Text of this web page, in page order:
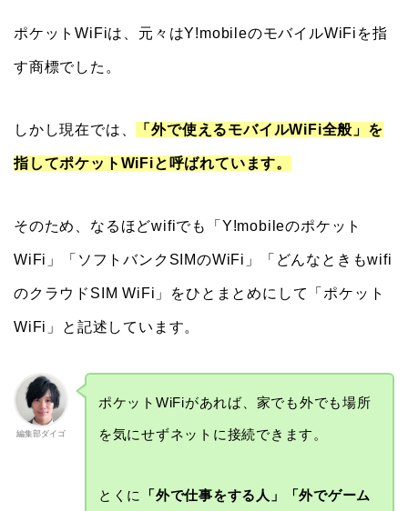
ポケットWiFiは、元々はY!mobileのモバイルWiFiを指
す商標でした。
しかし現在では、 「外で使えるモバイルWiFi全般」を
指してポケットWiFiと呼ばれています。
そのため、なるほどwifiでも「Y!mobileのポケット
WiFi」「ソフトバンクSIMのWiFi」「どんなときもwifi
のクラウドSIM WiFi」をひとまとめにして「ポケット
WiFi」と記述しています。
編集部ダイゴ
ポケットWiFiがあれば、家でも外でも場所
を気にせずネットに接続できます。
とくに 「外で仕事をする人」「外でゲーム